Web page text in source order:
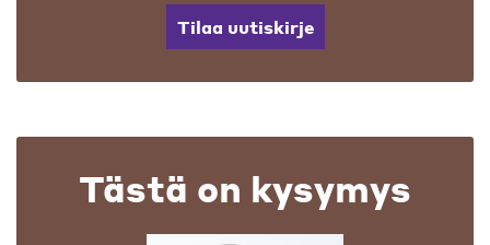
Tilaa uutiskirje
Tästä on kysymys